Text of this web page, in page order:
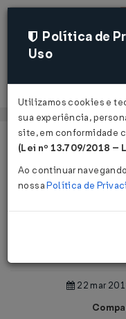
Página Inicial
Notícias
ICMS-
22 mar
Política de
Uso
Utilizamos cookies e
sua experiência,
site, em conformidade
(Lei nº 13.709/2018 –
Ao continuar
nossaPolítica de